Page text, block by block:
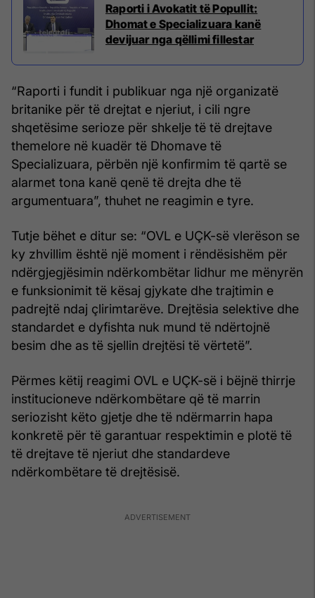
Raporti i Avokatit të Popullit:
Dhomat e Specializuara kanë
devijuar nga qëllimi fillestar
“Raporti i fundit i publikuar nga një organizatë
britanike për të drejtat e njeriut, i cili ngre
shqetësime serioze për shkelje të të drejtave
themelore në kuadër të Dhomave të
Specializuara, përbën një konfirmim të qartë se
alarmet tona kanë qenë të drejta dhe të
argumentuara”, thuhet ne reagimin e tyre.
Tutje bëhet e ditur se: “OVL e UÇK-së vlerëson se
ky zhvillim është një moment i rëndësishëm për
ndërgjegjësimin ndërkombëtar lidhur me mënyrën
e funksionimit të kësaj gjykate dhe trajtimin e
padrejtë ndaj çlirimtarëve. Drejtësia selektive dhe
standardet e dyfishta nuk mund të ndërtojnë
besim dhe as të sjellin drejtësi të vërtetë”.
Përmes këtij reagimi OVL e UÇK-së i bëjnë thirrje
institucioneve ndërkombëtare që të marrin
seriozisht këto gjetje dhe të ndërmarrin hapa
konkretë për të garantuar respektimin e plotë të
të drejtave të njeriut dhe standardeve
ndërkombëtare të drejtësisë.